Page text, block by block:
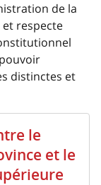
de la
et respecte
distinctes et
le
et le